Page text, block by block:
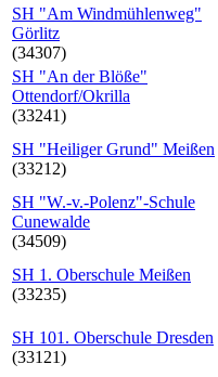
SH "Am Windmühlenweg"
Görlitz
(34307)
SH "An der Blöße"
Ottendorf/Okrilla
(33241)
SH "Heiliger Grund" Meißen
(33212)
SH "W.-v.-Polenz"-Schule
Cunewalde
(34509)
SH 1. Oberschule Meißen
(33235)
SH 101. Oberschule Dresden
(33121)